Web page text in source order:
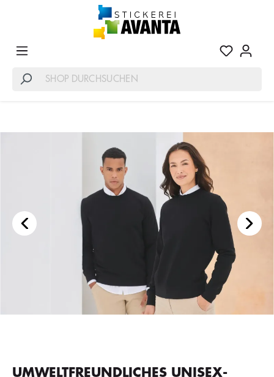
UMWELTFREUNDLICHES UNISEX-